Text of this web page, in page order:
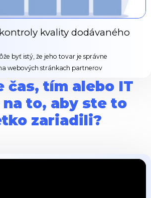
kvality dodávaného
byť istý, že jeho tovar je správne
webových stránkach partnerov
čas, tím alebo IT
to, aby ste to
zariadili?